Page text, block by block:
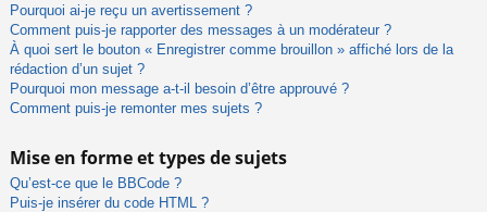
Pourquoi ai-je reçu un avertissement ?
Comment puis-je rapporter des messages à un modérateur ?
À quoi sert le bouton « Enregistrer comme brouillon » affiché lors de la
rédaction d’un sujet ?
Pourquoi mon message a-t-il besoin d’être approuvé ?
Comment puis-je remonter mes sujets ?
Mise en forme et types de sujets
Qu’est-ce que le BBCode ?
Puis-je insérer du code HTML ?